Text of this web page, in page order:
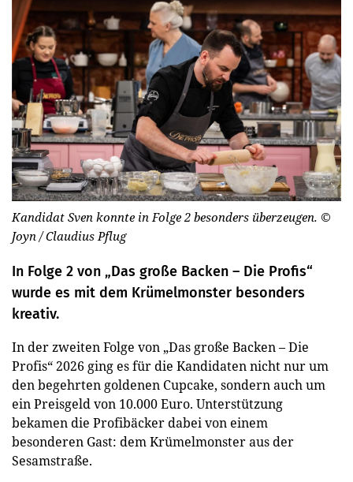
Kandidat Sven konnte in Folge 2 besonders überzeugen. ©
Joyn / Claudius Pflug
In Folge 2 von „Das große Backen – Die Profis“
wurde es mit dem Krümelmonster besonders
kreativ.
In der zweiten Folge von „Das große Backen – Die
Profis“ 2026 ging es für die Kandidaten nicht nur um
den begehrten goldenen Cupcake, sondern auch um
ein Preisgeld von 10.000 Euro. Unterstützung
bekamen die Profibäcker dabei von einem
besonderen Gast: dem Krümelmonster aus der
Sesamstraße.